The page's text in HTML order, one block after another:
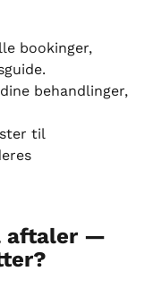
bookinger,
behandlinger,
til
aftaler —